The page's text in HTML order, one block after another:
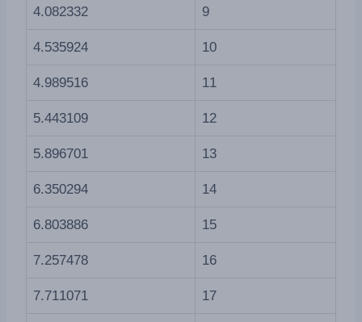
9
4.082332
10
4.535924
11
4.989516
12
5.443109
13
5.896701
14
6.350294
15
6.803886
16
7.257478
17
7.711071